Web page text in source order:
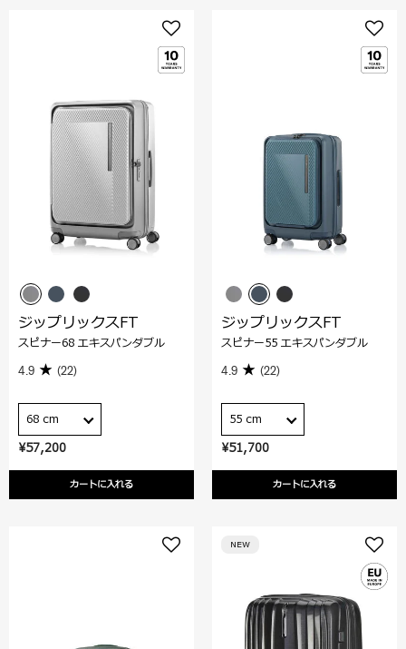
¥57,200
カートに入れる
ジップリックスFT
スピナー68 エキスパンダブル
4.9 (22)
68 cm
¥51,700
カートに入れる
ジップリックスFT
スピナー55 エキスパンダブル
4.9 (22)
55 cm
NEW